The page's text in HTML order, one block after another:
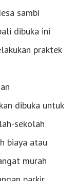
sambi
dibuka ini
praktek
dibuka untuk
sekolah
biaya atau
murah